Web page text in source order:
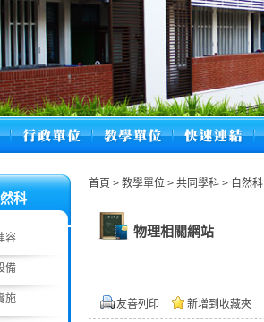
科
容
備
施
首頁 > 教學單位 > 共同學科 > 自然科
物理相關網站
友善列印 新增到收藏夾